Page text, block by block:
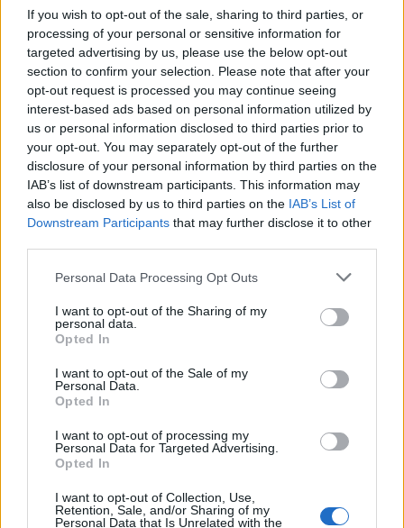
If you wish to opt-out of the sale, sharing to third parties, or
processing of your personal or sensitive information for
targeted advertising by us, please use the below opt-out
section to confirm your selection. Please note that after your
opt-out request is processed you may continue seeing
interest-based ads based on personal information utilized by
us or personal information disclosed to third parties prior to
your opt-out. You may separately opt-out of the further
disclosure of your personal information by third parties on the
IAB’s list of downstream participants. This information may
also be disclosed by us to third parties on the IAB’s List of
Downstream Participants that may further disclose it to other
Personal Data Processing Opt Outs
I want to opt-out of the Sharing of my
personal data.
Opted In
I want to opt-out of the Sale of my
Personal Data.
Opted In
I want to opt-out of processing my
Personal Data for Targeted Advertising.
Opted In
I want to opt-out of Collection, Use,
Retention, Sale, and/or Sharing of my
Personal Data that Is Unrelated with the
a pomaly postupovať do sedla na Medziholie.
„Hlavným cieľom bol vrch Osnica, ale sledujúc
S
e
c
h
f
o
r
: